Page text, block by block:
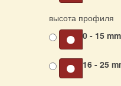
высота профиля
0 - 15
16 - 25